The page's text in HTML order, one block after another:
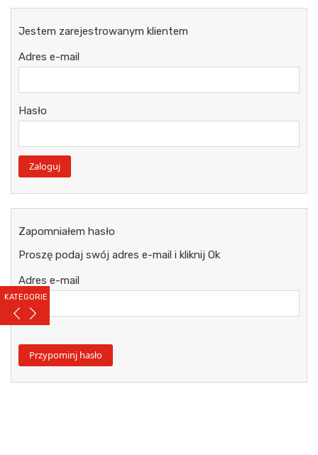
KATEGORIE
Jestem zarejestrowanym klientem
Adres e-mail
Hasło
Zapomniałem hasło
Proszę podaj swój adres e-mail i kliknij Ok
Adres e-mail